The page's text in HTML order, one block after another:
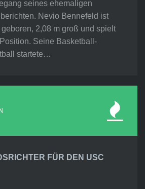
seines ehemaligen
Nevio Bennefeld ist
2,08 m groß und spielt
Seine Basketball-
startete…
FÜR DEN USC